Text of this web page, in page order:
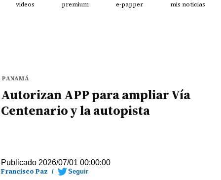
videos premium e-papper mis noticias
PANAMÁ
Autorizan APP para ampliar Vía
Centenario y la autopista
Publicado 2026/07/01 00:00:00
Francisco Paz / Seguir